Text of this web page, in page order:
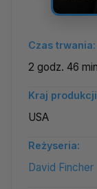
Czas trwania:
2 godz. 46
Kraj
USA
Reżyseria:
David Fincher